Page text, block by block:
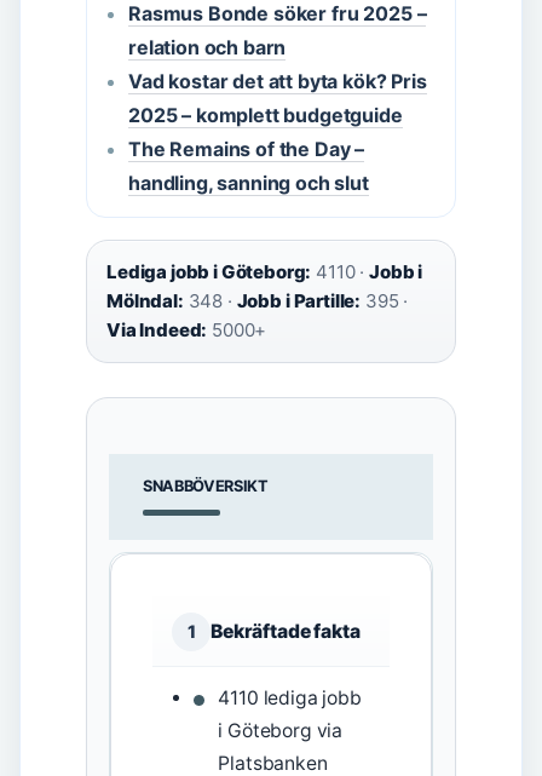
Rasmus Bonde söker fru 2025 –
relation och barn
Vad kostar det att byta kök? Pris
2025 – komplett budgetguide
The Remains of the Day –
handling, sanning och slut
Lediga jobb i Göteborg: 4110 ·Jobb i
Mölndal: 348 · Jobb i Partille: 395 ·
Via Indeed: 5000+
SNABBÖVERSIKT
1 Bekräftade fakta
4110 lediga jobb
i Göteborg via
Platsbanken